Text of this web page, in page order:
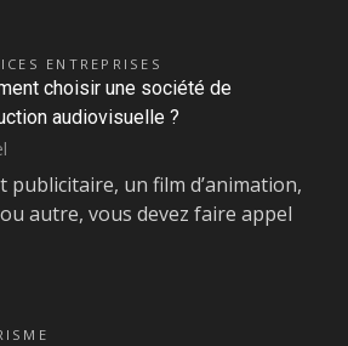
ENTREPRISES
choisir une société de
audiovisuelle ?
publicitaire, un film d’animation,
autre, vous devez faire appel